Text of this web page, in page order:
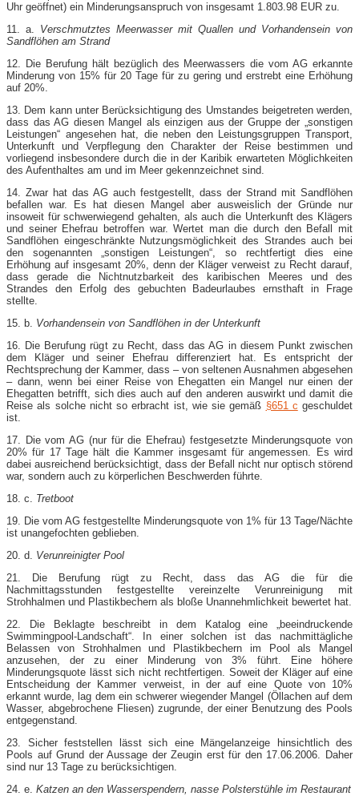
Uhr geöffnet) ein Minderungsanspruch von insgesamt 1.803.98 EUR zu.
11. a. Verschmutztes Meerwasser mit Quallen und Vorhandensein von
Sandflöhen am Strand
12. Die Berufung hält bezüglich des Meerwassers die vom AG erkannte
Minderung von 15% für 20 Tage für zu gering und erstrebt eine Erhöhung
auf 20%.
13. Dem kann unter Berücksichtigung des Umstandes beigetreten werden,
dass das AG diesen Mangel als einzigen aus der Gruppe der „sonstigen
Leistungen“ angesehen hat, die neben den Leistungsgruppen Transport,
Unterkunft und Verpflegung den Charakter der Reise bestimmen und
vorliegend insbesondere durch die in der Karibik erwarteten Möglichkeiten
des Aufenthaltes am und im Meer gekennzeichnet sind.
14. Zwar hat das AG auch festgestellt, dass der Strand mit Sandflöhen
befallen war. Es hat diesen Mangel aber ausweislich der Gründe nur
insoweit für schwerwiegend gehalten, als auch die Unterkunft des Klägers
und seiner Ehefrau betroffen war. Wertet man die durch den Befall mit
Sandflöhen eingeschränkte Nutzungsmöglichkeit des Strandes auch bei
den sogenannten „sonstigen Leistungen“, so rechtfertigt dies eine
Erhöhung auf insgesamt 20%, denn der Kläger verweist zu Recht darauf,
dass gerade die Nichtnutzbarkeit des karibischen Meeres und des
Strandes den Erfolg des gebuchten Badeurlaubes ernsthaft in Frage
stellte.
15. b. Vorhandensein von Sandflöhen in der Unterkunft
16. Die Berufung rügt zu Recht, dass das AG in diesem Punkt zwischen
dem Kläger und seiner Ehefrau differenziert hat. Es entspricht der
Rechtsprechung der Kammer, dass – von seltenen Ausnahmen abgesehen
– dann, wenn bei einer Reise von Ehegatten ein Mangel nur einen der
Ehegatten betrifft, sich dies auch auf den anderen auswirkt und damit die
Reise als solche nicht so erbracht ist, wie sie gemäß §651 c geschuldet
ist.
17. Die vom AG (nur für die Ehefrau) festgesetzte Minderungsquote von
20% für 17 Tage hält die Kammer insgesamt für angemessen. Es wird
dabei ausreichend berücksichtigt, dass der Befall nicht nur optisch störend
war, sondern auch zu körperlichen Beschwerden führte.
18. c. Tretboot
19. Die vom AG festgestellte Minderungsquote von 1% für 13 Tage/Nächte
ist unangefochten geblieben.
20. d. Verunreinigter Pool
21. Die Berufung rügt zu Recht, dass das AG die für die
Nachmittagsstunden festgestellte vereinzelte Verunreinigung mit
Strohhalmen und Plastikbechern als bloße Unannehmlichkeit bewertet hat.
22. Die Beklagte beschreibt in dem Katalog eine „beeindruckende
Swimmingpool-Landschaft“. In einer solchen ist das nachmittägliche
Belassen von Strohhalmen und Plastikbechern im Pool als Mangel
anzusehen, der zu einer Minderung von 3% führt. Eine höhere
Minderungsquote lässt sich nicht rechtfertigen. Soweit der Kläger auf eine
Entscheidung der Kammer verweist, in der auf eine Quote von 10%
erkannt wurde, lag dem ein schwerer wiegender Mangel (Öllachen auf dem
Wasser, abgebrochene Fliesen) zugrunde, der einer Benutzung des Pools
entgegenstand.
23. Sicher feststellen lässt sich eine Mängelanzeige hinsichtlich des
Pools auf Grund der Aussage der Zeugin erst für den 17.06.2006. Daher
sind nur 13 Tage zu berücksichtigen.
24. e. Katzen an den Wasserspendern, nasse Polsterstühle im Restaurant